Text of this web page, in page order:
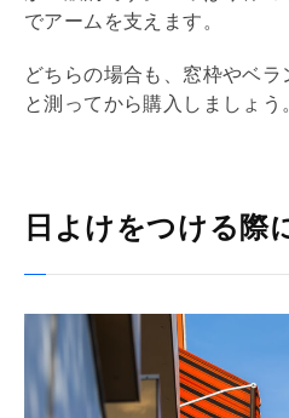
でアームを支えます。
どちらの場合も、窓枠やベラ
と測ってから購入しましょう
日よけをつける際